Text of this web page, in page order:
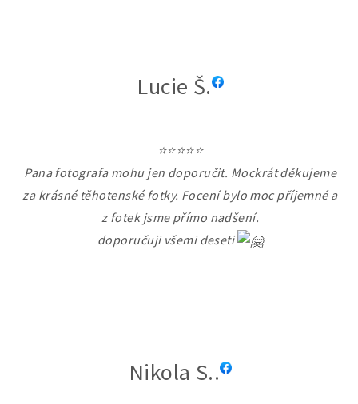
Lucie Š.
⭐⭐⭐⭐⭐
Pana fotografa mohu jen doporučit. Mockrát děkujeme
za krásné těhotenské fotky. Focení bylo moc příjemné a
z fotek jsme přímo nadšení.
doporučuji všemi deseti
Nikola S..